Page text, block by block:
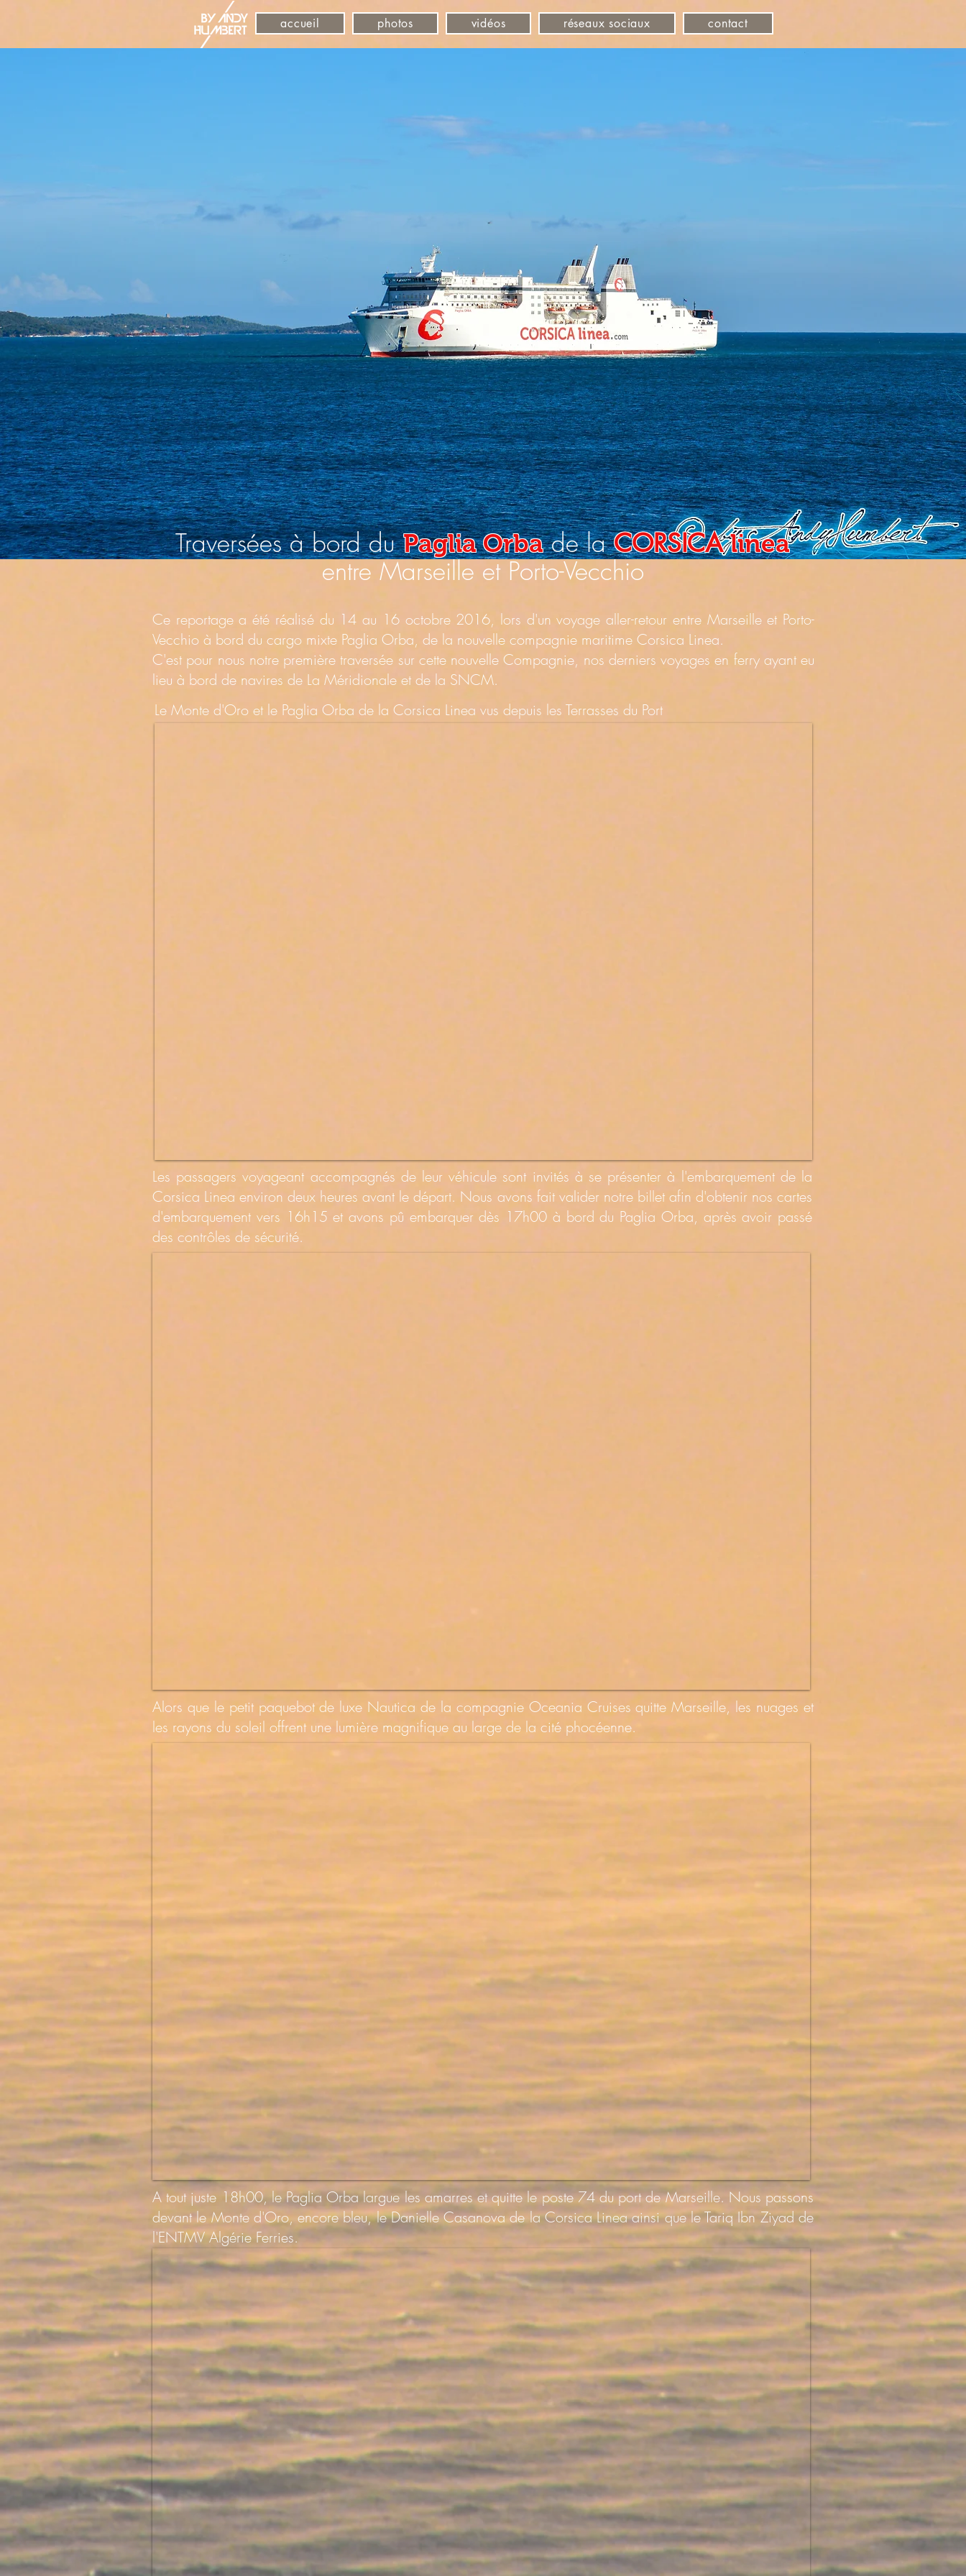
accueil photos vidéos réseaux sociaux contact
Traversées à bord duPaglia Orbade laCORSICA linea
entre Marseille et Porto-Vecchio
Ce reportage a été réalisé du 14 au 16 octobre 2016, lors d'un voyage aller-retour entre Marseille et Porto-
Vecchio à bord du cargo mixte Paglia Orba, de la nouvelle compagnie maritime Corsica Linea.
C'est pour nous notre première traversée sur cette nouvelle Compagnie, nos derniers voyages en ferry ayant eu
lieu à bord de navires de La Méridionale et de la SNCM.
Le Monte d'Oro et le Paglia Orba de la Corsica Linea vus depuis les Terrasses du Port
Les passagers voyageant accompagnés de leur véhicule sont invités à se présenter à l'embarquement de la
Corsica Linea environ deux heures avant le départ. Nous avons fait valider notre billet afin d'obtenir nos cartes
d'embarquement vers 16h15 et avons pû embarquer dès 17h00 à bord du Paglia Orba, après avoir passé
des contrôles de sécurité.
Alors que le petit paquebot de luxe Nautica de la compagnie Oceania Cruises quitte Marseille, les nuages et
les rayons du soleil offrent une lumière magnifique au large de la cité phocéenne.
A tout juste 18h00, le Paglia Orba largue les amarres et quitte le poste 74 du port de Marseille. Nous passons
devant le Monte d'Oro, encore bleu, le Danielle Casanova de la Corsica Linea ainsi que le Tariq Ibn Ziyad de
l'ENTMV Algérie Ferries.